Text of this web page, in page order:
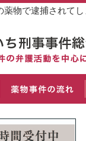
物で逮捕されて